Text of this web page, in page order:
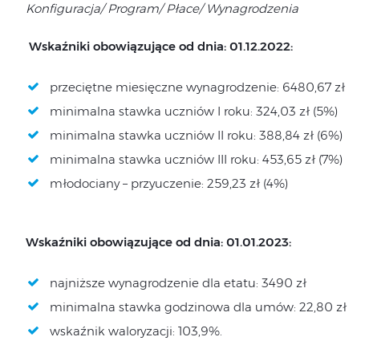
Konfiguracja/ Program/ Płace/ Wynagrodzenia
Wskaźniki obowiązujące od dnia: 01.12.2022:
przeciętne miesięczne wynagrodzenie: 6480,67 zł
minimalna stawka uczniów I roku: 324,03 zł (5%)
minimalna stawka uczniów II roku: 388,84 zł (6%)
minimalna stawka uczniów III roku: 453,65 zł (7%)
młodociany – przyuczenie: 259,23 zł (4%)
Wskaźniki obowiązujące od dnia: 01.01.2023:
najniższe wynagrodzenie dla etatu: 3490 zł
minimalna stawka godzinowa dla umów: 22,80 zł
wskaźnik waloryzacji: 103,9%.